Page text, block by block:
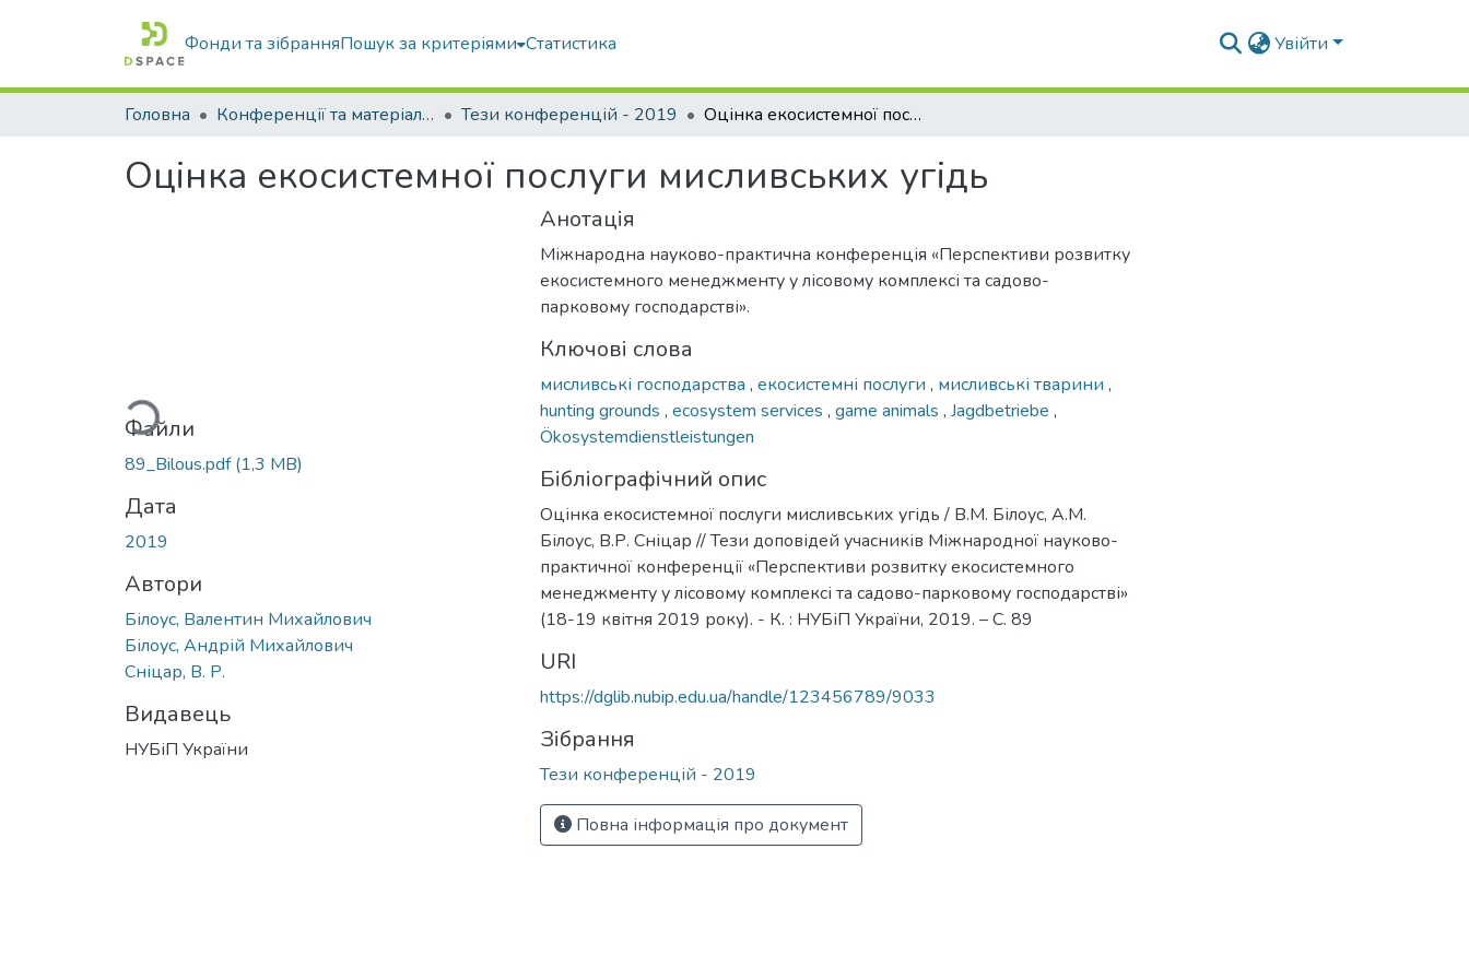
Фонди та зібранняПошук за критеріями Статистика Увійти
Головна Конференції та матеріали конференцій Тези конференцій - 2019 Оцінка екосистемної послуги мисливських угідь
Оцінка екосистемної послуги мисливських угідь
Вантажиться...
Файли
89_Bilous.pdf(1,3 MB)
Дата
2019
Автори
Білоус, Валентин Михайлович
Білоус, Андрій Михайлович
Сніцар, В. Р.
Видавець
НУБіП України
Анотація
Міжнародна науково-практична конференція «Перспективи розвитку
екосистемного менеджменту у лісовому комплексі та садово-
парковому господарстві».
Ключові слова
мисливські господарства , екосистемні послуги , мисливські тварини ,
hunting grounds , ecosystem services , game animals , Jagdbetriebe ,
Ökosystemdienstleistungen
Бібліографічний опис
Оцінка екосистемної послуги мисливських угідь / В.М. Білоус, А.М.
Білоус, В.Р. Сніцар // Тези доповідей учасників Міжнародної науково-
практичної конференції «Перспективи розвитку екосистемного
менеджменту у лісовому комплексі та садово-парковому господарстві»
(18-19 квітня 2019 року). - К. : НУБіП України, 2019. – С. 89
URI
https://dglib.nubip.edu.ua/handle/123456789/9033
Зібрання
Тези конференцій - 2019
Повна інформація про документ